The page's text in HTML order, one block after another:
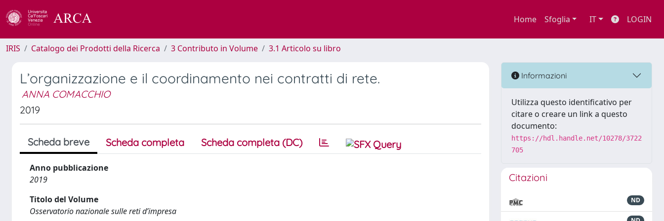
Home Sfoglia IT LOGIN
IRIS Catalogo dei Prodotti della Ricerca 3 Contributo in Volume 3.1 Articolo su libro
L’organizzazione e il coordinamento nei contratti di rete.
ANNA COMACCHIO
2019
Scheda breve Scheda completa Scheda completa (DC)
Anno pubblicazione
2019
Titolo del Volume
Osservatorio nazionale sulle reti d’impresa
Informazioni
Utilizza questo identificativo per
citare o creare un link a questo
documento:
https://hdl.handle.net/10278/3722
705
Citazioni
ND